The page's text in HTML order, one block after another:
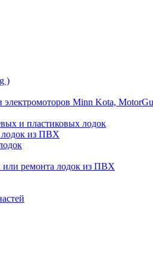
)
электромоторов Minn Kota,
и пластиковых лодок
лодок из ПВХ
ремонта лодок из ПВХ